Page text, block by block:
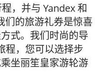
，并与 Yandex 和
们的旅游礼券是惊喜
式。我们时尚的导
程，您可以选择步
坐丽笙皇家游轮游